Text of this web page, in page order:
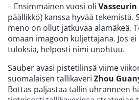
– Ensimmäinen vuosi oli Vasseurin
päällikkö) kanssa hyvää tekemistä.
meno on ollut jatkuvaa alamäkeä.
omaan imagoon kuljettajana. Jos
tuloksia, helposti nimi unohtuu.
Sauber avasi pistetilinsä viime
suomalaisen tallikaveri Zhou
Bottas paljastaa tallin uhranneen